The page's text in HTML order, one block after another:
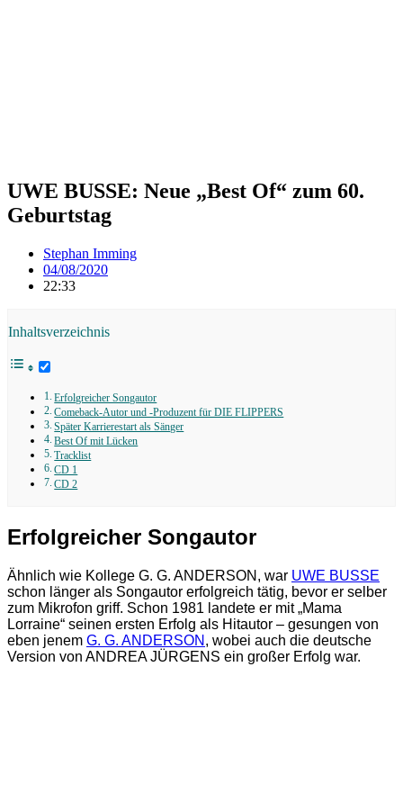
UWE BUSSE: Neue „Best Of“ zum 60.
Geburtstag
Stephan Imming
04/08/2020
22:33
Inhaltsverzeichnis
Erfolgreicher Songautor
Comeback-Autor und -Produzent für DIE FLIPPERS
Später Karrierestart als Sänger
Best Of mit Lücken
Tracklist
CD 1
CD 2
Erfolgreicher Songautor
Ähnlich wie Kollege G. G. ANDERSON, war UWE BUSSE
schon länger als Songautor erfolgreich tätig, bevor er selber
zum Mikrofon griff. Schon 1981 landete er mit „Mama
Lorraine“ seinen ersten Erfolg als Hitautor – gesungen von
eben jenem G. G. ANDERSON , wobei auch die deutsche
Version von ANDREA JÜRGENS ein großer Erfolg war.